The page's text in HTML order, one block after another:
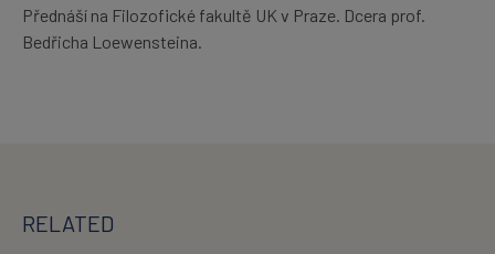
Přednáší na Filozofické fakultě UK v Praze. Dcera prof.
Bedřicha Loewensteina.
RELATED